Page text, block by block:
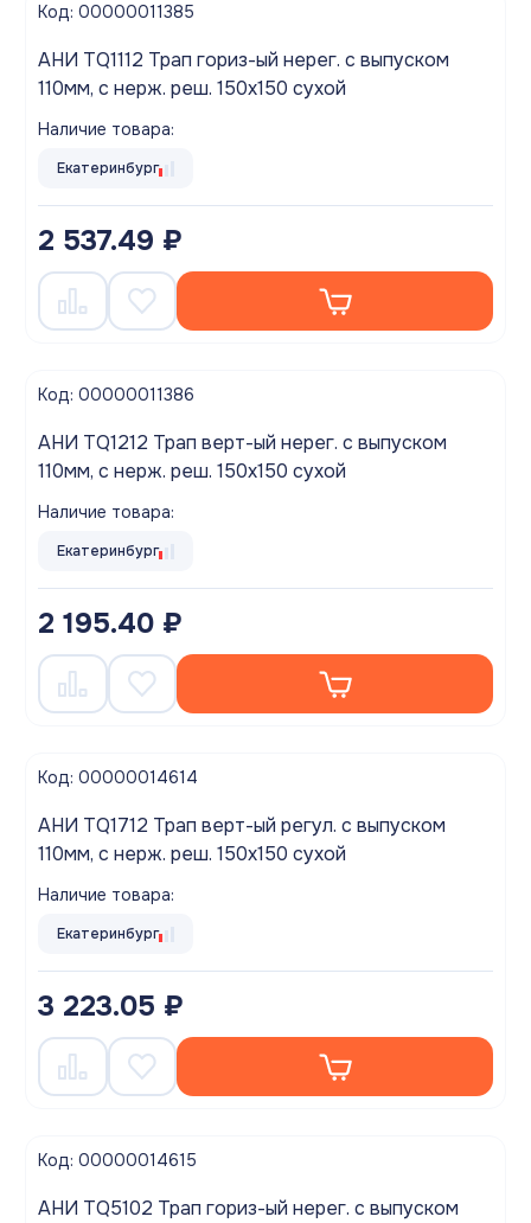
Код: 00000011385
АНИ TQ1112 Трап гориз-ый нерег. с выпуском
110мм, с нерж. реш. 150х150 сухой
Наличие товара:
Екатеринбург
2 537.49 ₽
Код: 00000011386
АНИ TQ1212 Трап верт-ый нерег. с выпуском
110мм, с нерж. реш. 150х150 сухой
Наличие товара:
Екатеринбург
2 195.40 ₽
Код: 00000014614
АНИ TQ1712 Трап верт-ый регул. с выпуском
110мм, с нерж. реш. 150х150 сухой
Наличие товара:
Екатеринбург
3 223.05 ₽
Код: 00000014615
АНИ TQ5102 Трап гориз-ый нерег. с выпуском